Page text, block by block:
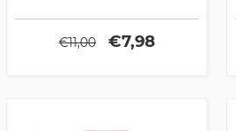
per una serie di altri effetti in
ambito salutistico e sportivo
€11,00 €7,98